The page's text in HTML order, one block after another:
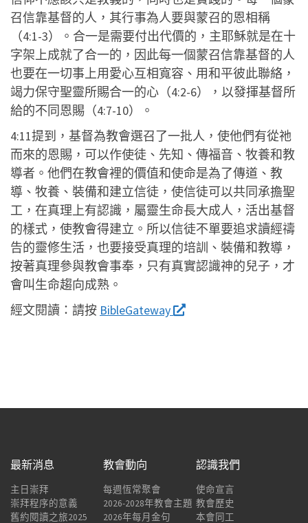
召信靠基督的人，其行事為人要與蒙召的恩相稱
（4:1-3）。合一是需要付出代價的，主耶穌就是在十
字架上成就了合一的，因此每一個蒙召信靠基督的人
也要在一切事上用愛心互相寬容、用和平彼此聯絡，
竭力保守聖靈所賜合一的心（4:2-6），以發揮基督所
給的不同恩賜（4:7-10）。
4:11提到，基督為教會選召了一批人，使他們有從祂
而來的恩賜，可以作使徒、先知、傳福音、牧養和教
導者。他們在教會裡的價值和使命是為了傳道、教
導、牧養、裝備和建立信徒，使信徒可以共同承擔聖
工，在真理上有認識，屬靈生命長大成人，活出基督
的樣式，使教會得建立。所以信徒不單要追求讀經禱
告的靈修生活，也要接受真理的培訓、裝備和教導，
按著真理參與教會事奉，只有真實認識神的兒子，才
會叫生命趨向成熟。
經文閱讀： 請按 BibleGateway
最新消息
主日崇拜
崇拜程序的意義
舊約閱讀之旅2025
教會動向
每週恆常聚會
2026-2028年教會主題
2026年每月金句
認識我們
使命宣言
教會歷史
本會同工